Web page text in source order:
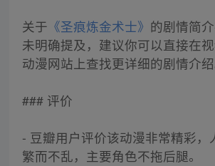
关于 《圣痕炼金术士》 的剧情简
未明确提及，建议你可以直接在
动漫网站上查找更详细的剧情介绍
### 评价
- 豆瓣用户评价该动漫非常精彩，
繁而不乱，主要角色不拖后腿。